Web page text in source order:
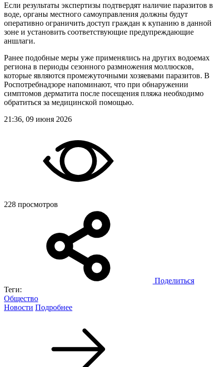
Если результаты экспертизы подтвердят наличие паразитов в
воде, органы местного самоуправления должны будут
оперативно ограничить доступ граждан к купанию в данной
зоне и установить соответствующие предупреждающие
аншлаги.
Ранее подобные меры уже применялись на других водоемах
региона в периоды сезонного размножения моллюсков,
которые являются промежуточными хозяевами паразитов. В
Роспотребнадзоре напоминают, что при обнаружении
симптомов дерматита после посещения пляжа необходимо
обратиться за медицинской помощью.
21:36, 09 июня 2026
228 просмотров
Поделиться
Теги:
Общество
Новости Подробнее